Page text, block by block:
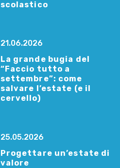
scolastico
21.06.2026
La grande bugia del
“Faccio tutto a
settembre”: come
salvare l’estate (e il
cervello)
25.05.2026
Progettare un’estate di
valore